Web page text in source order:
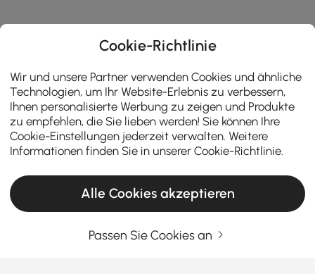
Geben Sie Ihre E-Mail-Adresse EinJetzt registrieren
Allgemeine Geschäftsbedingungen|Datenschutzerklärung
Cookie-Richtlinie
Wir und unsere Partner verwenden Cookies und ähnliche
Technologien, um Ihr Website-Erlebnis zu verbessern,
Ihnen personalisierte Werbung zu zeigen und Produkte
zu empfehlen, die Sie lieben werden! Sie können Ihre
Cookie-Einstellungen jederzeit verwalten. Weitere
Informationen finden Sie in unsererCookie-Richtlinie
Alle Cookies akzeptieren
Passen Sie Cookies an